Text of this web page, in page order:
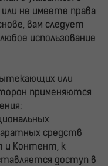
не имеете права
вам следует
использование
или
применяются
средств
и Контент, к
доступ в